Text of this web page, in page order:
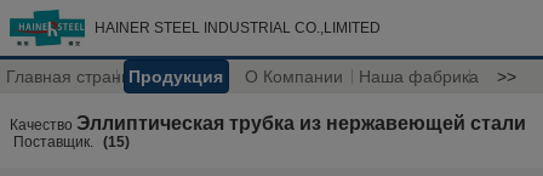
HAINER STEEL INDUSTRIAL CO.,LIMITED
Главная страницаПродукция О Компании Наша фабрика >>
Качество Эллиптическая трубка из нержавеющей стали
Поставщик. (15)